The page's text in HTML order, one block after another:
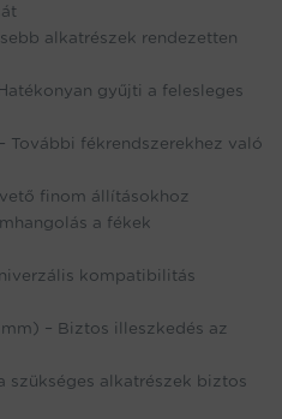
alkatrészek rendezetten
gyűjti a felesleges
További fékrendszerekhez való
finom állításokhoz
a fékek
kompatibilitás
– Biztos illeszkedés az
szükséges alkatrészek biztos